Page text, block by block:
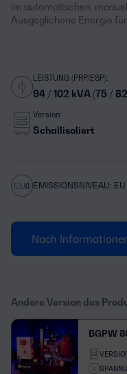
im automatischen,
Ausgeglichene Energie
LEISTUNG (PRP/ESP):
94 / 102 kVA (75 /
Version:
Schallisoliert
EMISSIONSNIVEAU:
Nach
Andere Version des
BGPW